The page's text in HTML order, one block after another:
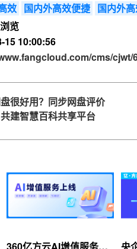
效 国内外高效便捷 国内外
览
15 10:00:56
cms/cjwt/
很好用？同步网盘评价
建智慧百科共享平台
360亿方云AI增值服务上
央